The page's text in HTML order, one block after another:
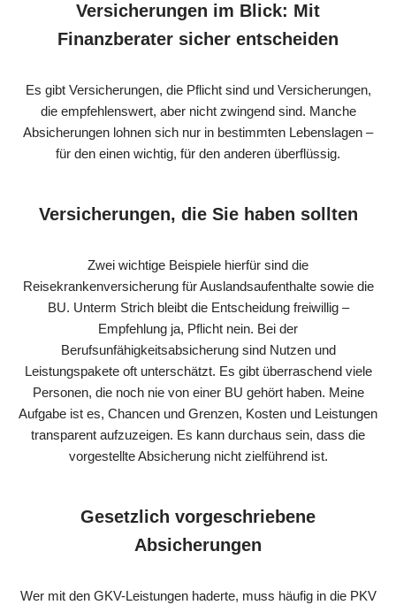
Versicherungen im Blick: Mit
Finanzberater sicher entscheiden
Es gibt Versicherungen, die Pflicht sind und Versicherungen,
die empfehlenswert, aber nicht zwingend sind. Manche
Absicherungen lohnen sich nur in bestimmten Lebenslagen –
für den einen wichtig, für den anderen überflüssig.
Versicherungen, die Sie haben sollten
Zwei wichtige Beispiele hierfür sind die
Reisekrankenversicherung für Auslandsaufenthalte sowie die
BU. Unterm Strich bleibt die Entscheidung freiwillig –
Empfehlung ja, Pflicht nein. Bei der
Berufsunfähigkeitsabsicherung sind Nutzen und
Leistungspakete oft unterschätzt. Es gibt überraschend viele
Personen, die noch nie von einer BU gehört haben. Meine
Aufgabe ist es, Chancen und Grenzen, Kosten und Leistungen
transparent aufzuzeigen. Es kann durchaus sein, dass die
vorgestellte Absicherung nicht zielführend ist.
Gesetzlich vorgeschriebene
Absicherungen
Wer mit den GKV-Leistungen haderte, muss häufig in die PKV